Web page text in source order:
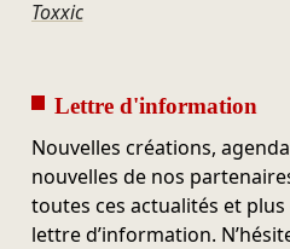
Toxxic
Lettre d'information
Nouvelles créations,
nouvelles de nos
toutes ces actualités et
lettre d’information.